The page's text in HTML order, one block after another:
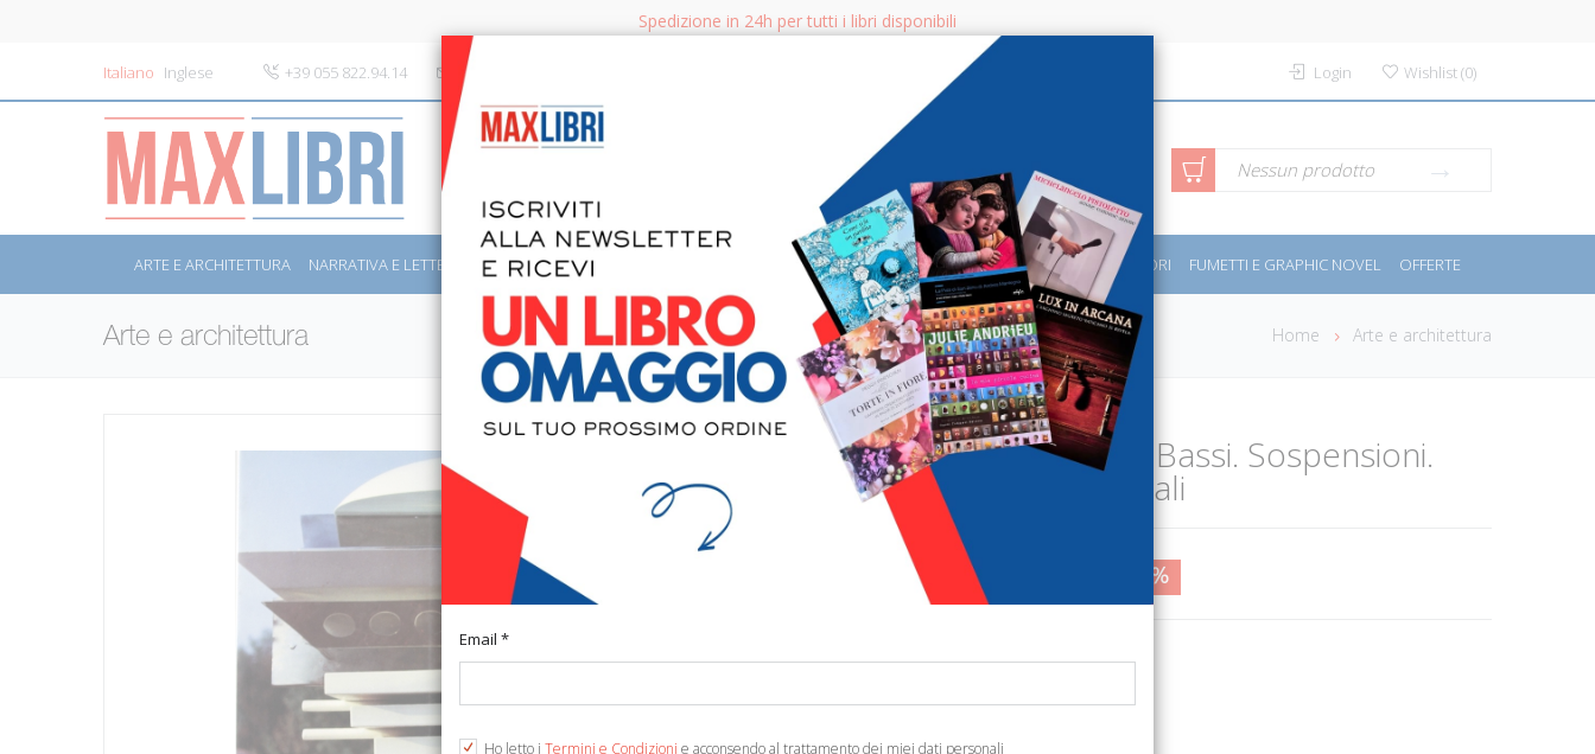
Spedizione in 24h per tutti i libri disponibili
Italiano Inglese +39 055 822.94.14 info@maxlibri.it Login Wishlist(0)
CERCA Ricerca avanzata Nessun prodotto
ARTE E ARCHITETTURA NARRATIVA E LETTERATURA SAGGISTICA LIBRI PER BAMBINI E RAGAZZI MANUALI - GUIDE - CORSI SPORT E MOTORI FUMETTI E GRAPHIC NOVEL OFFERTE
Arte e architettura Home Arte e architettura
Giovanni Battista Bassi. Sospensioni.
Architetture virtuali
€ 10,00 33%
Codice: 115391972175
Categoria: Architettura
Ean13:
9788881250325
Email *
Ho letto i Termini e Condizioni e acconsendo al trattamento dei miei dati personali